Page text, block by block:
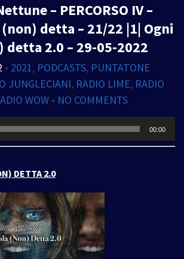
– PERCORSO IV –
detta – 21/22 |1| Ogni
detta 2.0 – 29-05-2022
• 2021, PODCASTS, PUNTATONE
JUNGLECIANI, RADIO LIME, RADIO
WOW • NO COMMENTS
00:00
DETTA 2.0